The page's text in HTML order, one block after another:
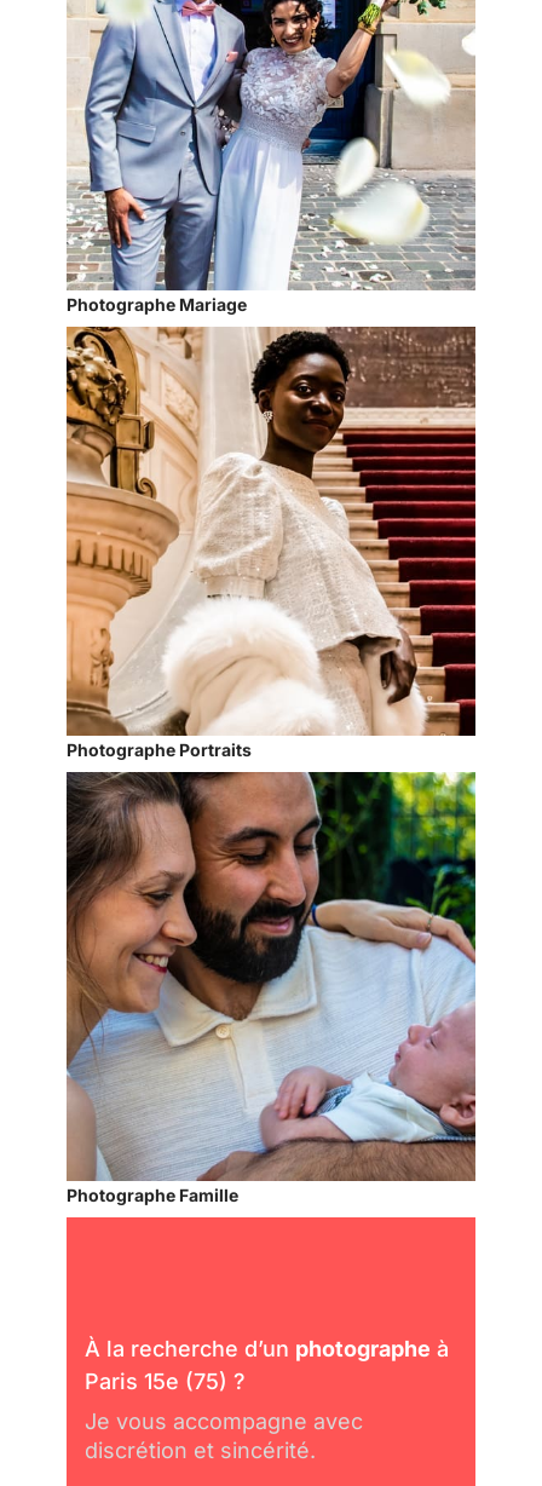
Photographe Mariage
Photographe Portraits
Photographe Famille
À la recherche d’un photographe à
Paris 15e (75) ?
Je vous accompagne avec
discrétion et sincérité.